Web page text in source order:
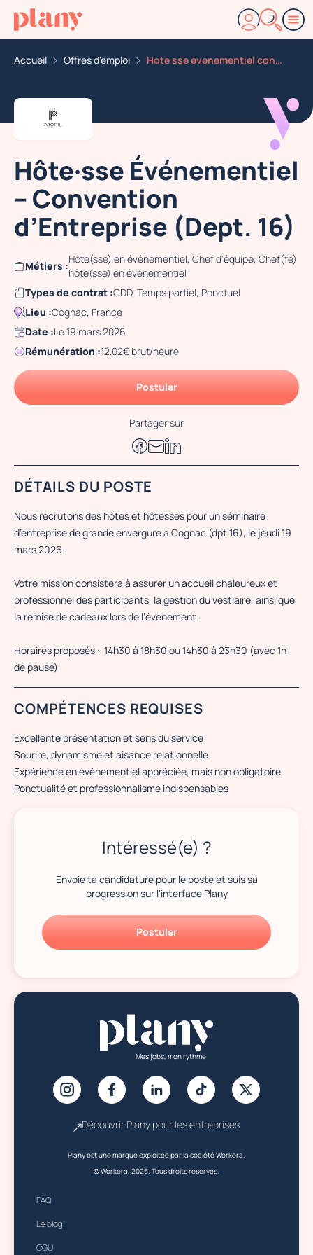
Accueil Offres d'emploi Hote sse evenementiel convention d entreprise dept 16
Hôte·sse Événementiel
– Convention
d’Entreprise (Dept. 16)
Métiers :
Hôte(sse) en événementiel, Chef d'équipe, Chef(fe)
hôte(sse) en événementiel
Types de contrat :CDD, Temps partiel, Ponctuel
Lieu :Cognac, France
Date :Le 19 mars 2026
Rémunération :12.02€ brut/heure
Postuler
Partager sur
DÉTAILS DU POSTE
Nous recrutons des hôtes et hôtesses pour un séminaire
d’entreprise de grande envergure à Cognac (dpt 16), le jeudi 19
mars 2026.
Votre mission consistera à assurer un accueil chaleureux et
professionnel des participants, la gestion du vestiaire, ainsi que
la remise de cadeaux lors de l’événement.
Horaires proposés : 14h30 à 18h30 ou 14h30 à 23h30 (avec 1h
de pause)
COMPÉTENCES REQUISES
Excellente présentation et sens du service
Sourire, dynamisme et aisance relationnelle
Expérience en événementiel appréciée, mais non obligatoire
Ponctualité et professionnalisme indispensables
Intéressé(e) ?
Envoie ta candidature pour le poste et suis sa
progression sur l'interface Plany
Postuler
Mes jobs, mon rythme
Découvrir Plany pour les entreprises
Plany est une marque exploitée par la société Workera.
© Workera, 2026. Tous droits réservés.
FAQ
Le blog
CGU